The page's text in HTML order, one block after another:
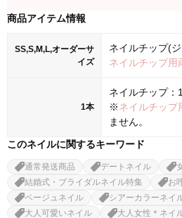
商品アイテム情報
SS,S,M,L,オーダーサ
イズ
ネイルチップ(
ネイルチップ用
1本
ネイルチップ：
※ネイルチップ
ません。
このネイルに関するキーワード
通常発送商品 デートネイル
結婚式・ブライダルネイル特集
お
ベージュネイル
シアーカラーネイ
大人可愛いネイル
大人女性＊ネイ